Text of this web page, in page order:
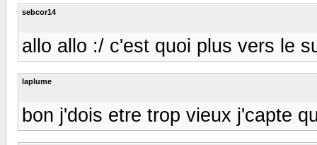
sebcor14
allo allo :/ c'est quoi plus vers le
laplume
bon j'dois etre trop vieux j'capte